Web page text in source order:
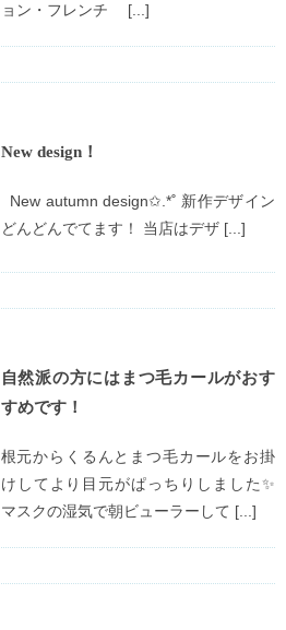
ョン・フレンチ [...]
Νew design！
Νew autumn design✩.*˚ 新作デザイン
どんどんでてます！ 当店はデザ [...]
自然派の方にはまつ毛カールがおす
すめです！
根元からくるんとまつ毛カールをお掛
けしてより目元がぱっちりしました✨
マスクの湿気で朝ビューラーして [...]